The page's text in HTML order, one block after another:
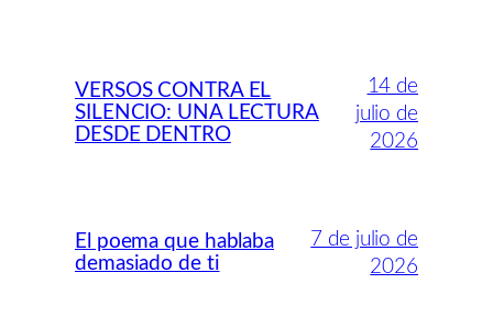
VERSOS CONTRA EL
SILENCIO: UNA LECTURA
DESDE DENTRO
14 de
julio de
2026
El poema que hablaba
demasiado de ti
7 de julio de
2026